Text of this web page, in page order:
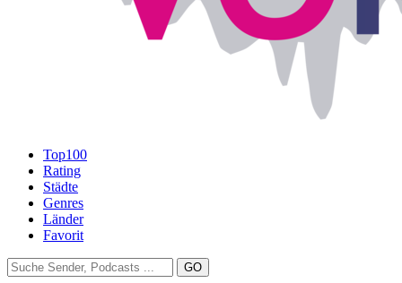
Top100
Rating
Städte
Genres
Länder
Favorit
GO